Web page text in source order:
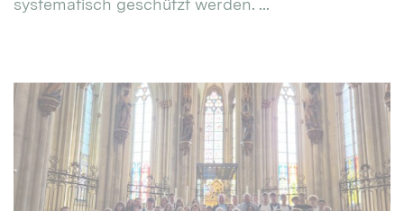
systematisch geschützt werden. ...